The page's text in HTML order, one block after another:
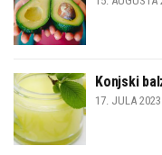
Konjski
17. JULA 2023.